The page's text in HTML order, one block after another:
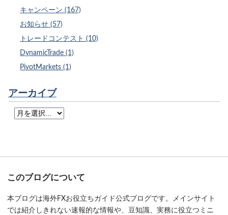
キャンペーン (167)
お知らせ (57)
トレードコンテスト (10)
DynamicTrade (1)
PivotMarkets (1)
アーカイブ
このブログについて
本ブログは海外FXお役立ちガイド公式ブログです。メインサイト
では紹介しきれない速報的な情報や、豆知識、実務に役立つミニ